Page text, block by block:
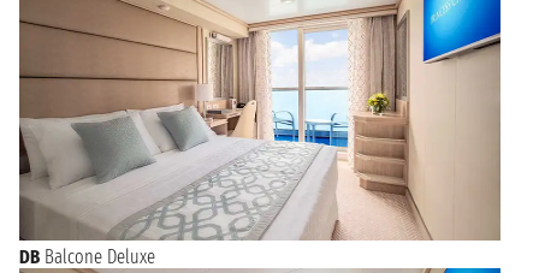
DB Balcone Deluxe